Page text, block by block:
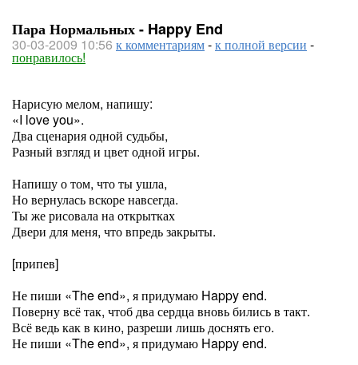
Пара Нормальных - Happy End
30-03-2009 10:56 к комментариям-к полной версии -
понравилось!
Нарисую мелом, напишу:
«I love you».
Два сценария одной судьбы,
Разный взгляд и цвет одной игры.
Напишу о том, что ты ушла,
Но вернулась вскоре навсегда.
Ты же рисовала на открытках
Двери для меня, что впредь закрыты.
[припев]
Не пиши «The end», я придумаю Happy end.
Поверну всё так, чтоб два сердца вновь бились в такт.
Всё ведь как в кино, разреши лишь доснять его.
Не пиши «The end», я придумаю Happy end.